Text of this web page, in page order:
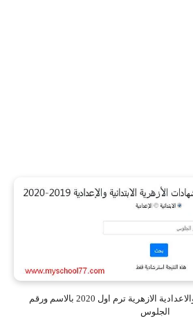
نتيجة الشهادة الابتدائية والاعدادية الازهرية ترم اول 2020 بالاسم ورقم
الجلوس